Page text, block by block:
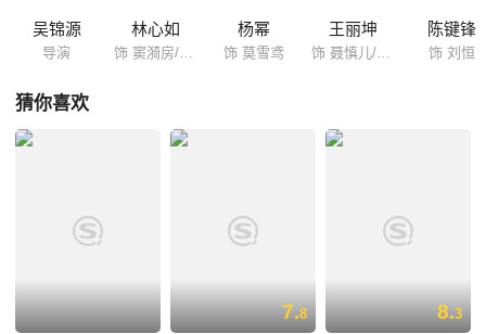
吴锦源
导演
林心如
饰 窦漪房/田香怜
杨幂
饰 莫雪鸢
王丽坤
饰 聂慎儿/王娡/屏花
陈键锋
饰 刘恒
猜你喜欢
7.8 8.3